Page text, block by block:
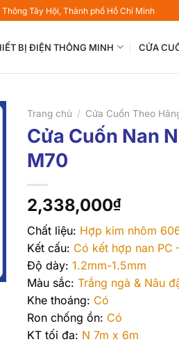
Tây Hội, Thành phố Hồ Chí Minh
BỊ ĐIỆN THÔNG MINH CỬA
Trang chủ / Cửa Cuốn Theo
Cửa Cuốn Nan
M70
2,338,000₫
Chất liệu: Hợp kim nhôm
Kết cấu: Có kết hợp nan
Độ dày: 1.2mm-1.5mm
Màu sắc: Trắng ngà & Nâu
Khe thoáng: Có
Ron chống ồn: Có
KT tối đa: N 7m x 6m